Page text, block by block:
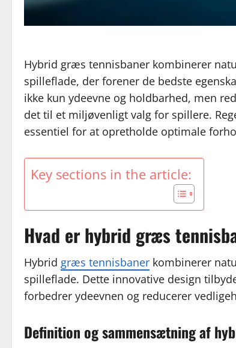
Hybrid græs tennisbaner kombinerer
spilleflade, der forener de bedste
ikke kun ydeevne og holdbarhed, men
det til et miljøvenligt valg for spillere.
essentiel for at opretholde optimale
Key sections in the article:
Hvad er hybrid græs
Hybrid græs tennisbaner kombinerer
spilleflade. Dette innovative design
forbedrer ydeevnen og reducerer
Definition og sammensætning af